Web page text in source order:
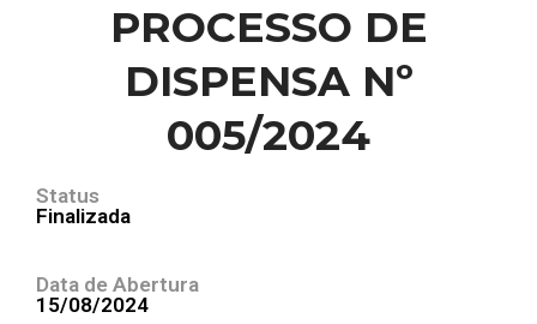
PROCESSO DE
DISPENSA Nº
005/2024
Status
Finalizada
Data de Abertura
15/08/2024